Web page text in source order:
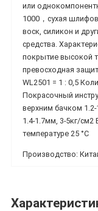
или
1000，сухая
воск, силикон и
средства.
покрытие высокой
превосходная
WL2501 = 1 : 0,5
Покрасочный
верхним бачком
1.4-1.7мм, 3-5кг/
температуре 25 °C
Производство: